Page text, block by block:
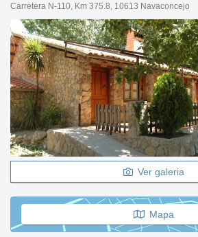
Carretera N-110, Km 375.8, 10613 Navaconcejo
Ver galeria
Mapa